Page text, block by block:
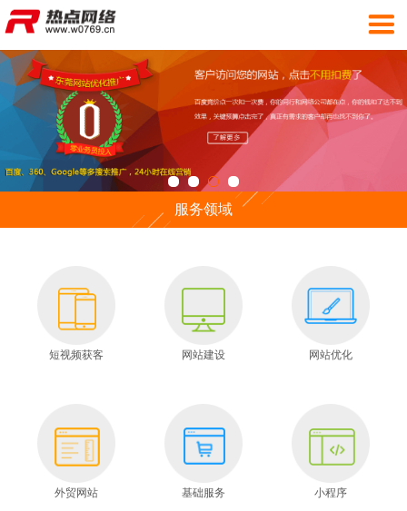
服务领域
短视频获客 网站建设 网站优化
外贸网站 基础服务 小程序